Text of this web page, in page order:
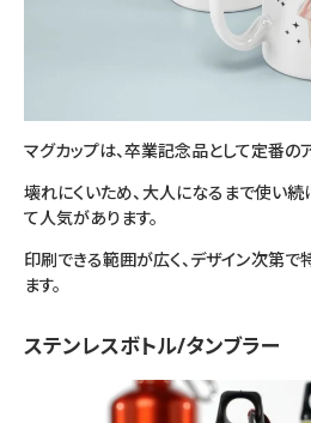
マグカップは、卒業記念品として定番のア
壊れにくいため、大人になるまで使い
て人気があります。
印刷できる範囲が広く、デザイン次第
ます。
ステンレスボトル/タンブラー